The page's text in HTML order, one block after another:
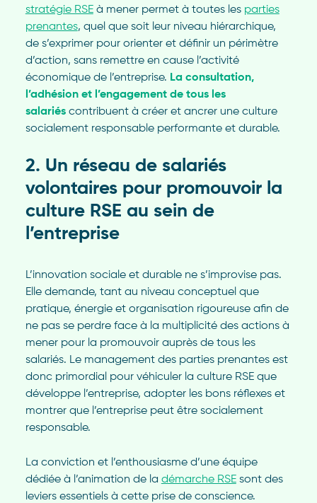
stratégie RSEà mener permet à toutes les parties
prenantes, quel que soit leur niveau hiérarchique,
de s’exprimer pour orienter et définir un périmètre
d’action, sans remettre en cause l’activité
économique de l’entreprise. La consultation,
l’adhésion et l’engagement de tous les
salariéscontribuent à créer et ancrer une culture
socialement responsable performante et durable.
2. Un réseau de salariés
volontaires pour promouvoir la
culture RSE au sein de
l’entreprise
L’innovation sociale et durable ne s’improvise pas.
Elle demande, tant au niveau conceptuel que
pratique, énergie et organisation rigoureuse afin de
ne pas se perdre face à la multiplicité des actions à
mener pour la promouvoir auprès de tous les
salariés. Le management des parties prenantes est
donc primordial pour véhiculer la culture RSE que
développe l’entreprise, adopter les bons réflexes et
montrer que l’entreprise peut être socialement
responsable.
La conviction et l’enthousiasme d’une équipe
dédiée à l’animation de la démarche RSEsont des
leviers essentiels à cette prise de conscience.